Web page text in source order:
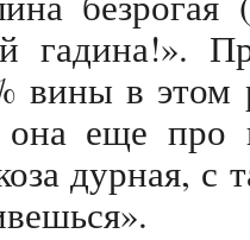
гадина!».
вины в этом
еще про
дурная, с